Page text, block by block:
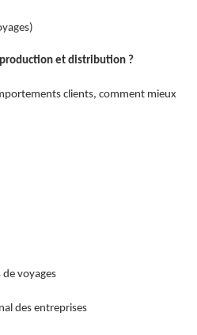
et distribution ?
clients, comment mieux
de voyages
des entreprises